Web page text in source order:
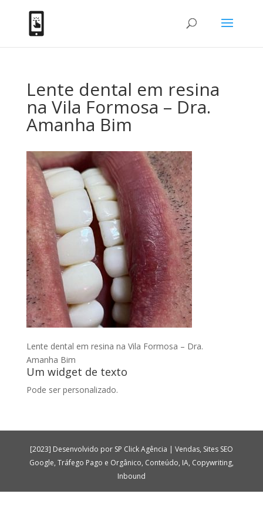
Lente dental em resina
na Vila Formosa – Dra.
Amanha Bim
Lente dental em resina na Vila Formosa – Dra.
Amanha Bim
Um widget de texto
Pode ser personalizado.
[2023] Desenvolvido por SP Click Agência | Vendas, Sites SEO
Google, Tráfego Pago e Orgânico, Conteúdo, IA, Copywriting,
Inbound